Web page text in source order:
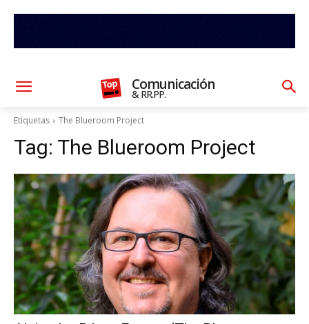
Comunicación
& RR.PP.
Etiquetas The Blueroom Project
Tag: The Blueroom Project